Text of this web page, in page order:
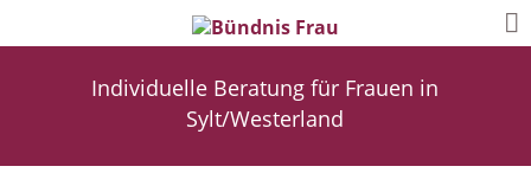
Individuelle Beratung für Frauen in
Sylt/Westerland